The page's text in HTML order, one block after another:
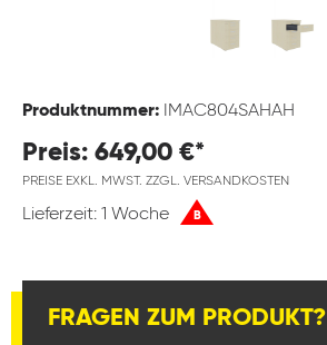
Produktnummer: IMAC804SAHAH
Preis: 649,00 €*
PREISE EXKL. MWST. ZZGL. VERSANDKOSTEN
Lieferzeit: 1 Woche B
FRAGEN ZUM PRODUKT?